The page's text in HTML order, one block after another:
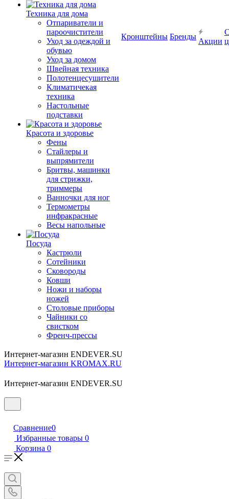
Техника для дома
Отпариватели и
пароочистители
Уход за одеждой и
обувью
Уход за домом
Швейная техника
Полотенцесушители
Климатичекая
техника
Настольные
подставки
Красота и здоровье
Фены
Стайлеры и
выпрямители
Бритвы, машинки
для стрижки,
триммеры
Ванночки для ног
Термометры
инфракрасные
Весы напольные
Посуда
Кастрюли
Сотейники
Сковороды
Ковши
Ножи и наборы
ножей
Столовые приборы
Чайники со
свистком
Френч-прессы
Кронштейны Бренды
Акции
Интернет-магазин ENDEVER.SU
Интернет-магазин KROMAX.RU
Интернет-магазин ENDEVER.SU
Сравнение0
Избранные товары 0
Корзина 0